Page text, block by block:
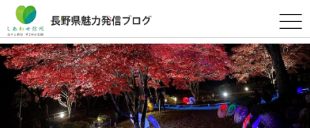
t
o
g
g
l
e
n
g